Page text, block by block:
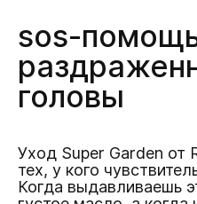
sos-
головы
Уход Super Garden от
тех, у кого
Когда выдавливаешь